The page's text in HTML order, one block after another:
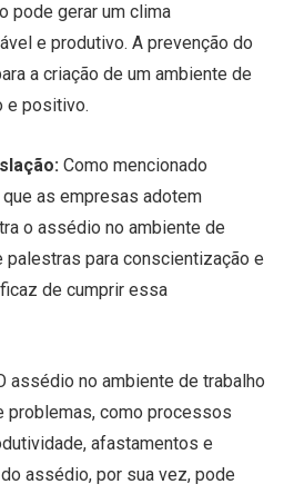
pode gerar um clima
e produtivo. A prevenção do
a criação de um ambiente de
e positivo.
Como mencionado
as empresas adotem
o assédio no ambiente de
palestras para conscientização e
de cumprir essa
assédio no ambiente de trabalho
problemas, como processos
afastamentos e
assédio, por sua vez, pode